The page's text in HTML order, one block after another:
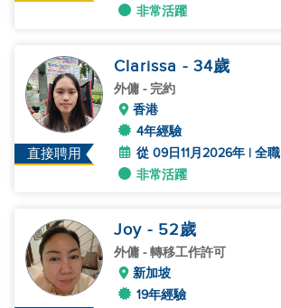
非常活躍
直接聘用
Clarissa - 34歲
外傭 - 完約
香港
4年經驗
從 09日11月2026年 | 全職
非常活躍
Joy - 52歲
外傭 - 轉移工作許可
新加坡
19年經驗